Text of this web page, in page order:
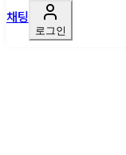
채팅
로그인